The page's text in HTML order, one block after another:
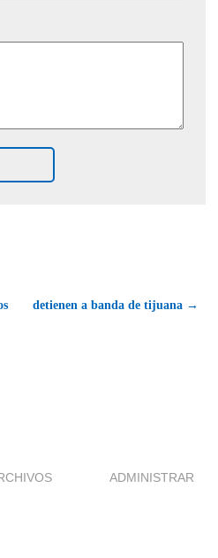
detienen a banda de tijuana →
ADMINISTRAR